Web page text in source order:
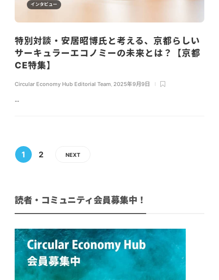
インタビュー
特別対談・安居昭博氏と考える、京都らしい
サーキュラーエコノミーの未来とは？【京都
CE特集】
Circular Economy Hub Editorial Team 2025年9月9日
...
1 2 NEXT
読者・コミュニティ会員募集中！